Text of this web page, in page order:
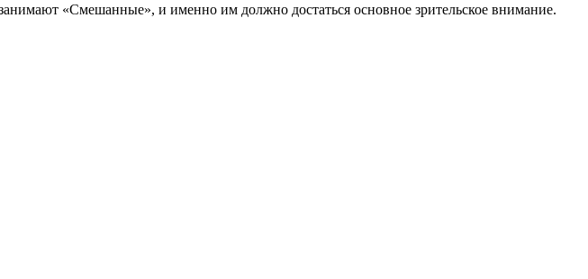
«Смешанные», и именно им должно достаться основное зрительское внимание.